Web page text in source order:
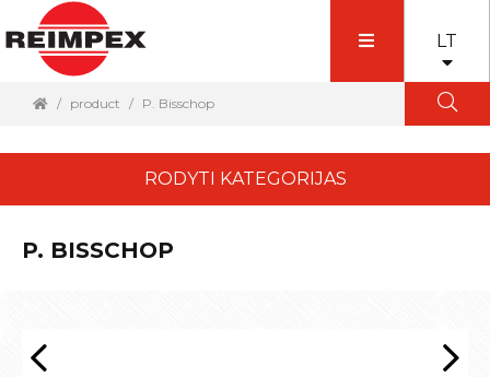
LT
product P. Bisschop
RODYTI KATEGORIJAS
P. BISSCHOP